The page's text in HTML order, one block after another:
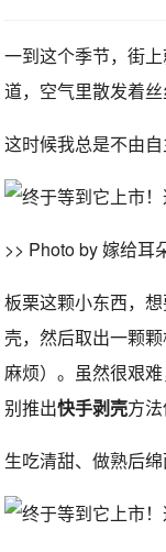
一到这个季节，街
道，空气里散发着
这时候我总是不由
>> Photo by 嫁给耳
板栗这颗小东西，
壳，然后取出一颗
麻烦）。虽然很艰
别推出快手剥壳方
生吃清甜、做熟后